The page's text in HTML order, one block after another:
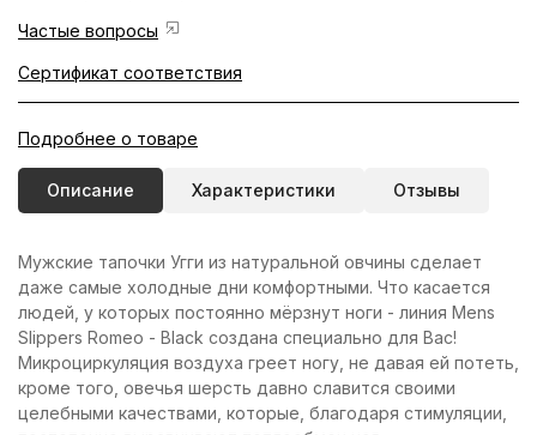
Частые вопросы
Сертификат соответствия
Подробнее о товаре
Описание Характеристики Отзывы
Мужские тапочки Угги из натуральной овчины сделает
даже самые холодные дни комфортными. Что касается
людей, у которых постоянно мёрзнут ноги - линия Mens
Slippers Romeo - Black создана специально для Вас!
Микроциркуляция воздуха греет ногу, не давая ей потеть,
кроме того, овечья шерсть давно славится своими
целебными качествами, которые, благодаря стимуляции,